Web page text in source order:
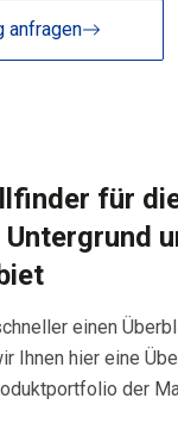
anfragen
für
Untergrund
einen
Ihnen hier eine
der